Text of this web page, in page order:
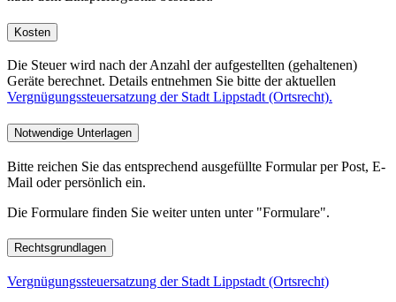
Kosten
Die Steuer wird nach der Anzahl der aufgestellten (gehaltenen)
Geräte berechnet. Details entnehmen Sie bitte der aktuellen
Vergnügungssteuersatzung der Stadt Lippstadt (Ortsrecht).
Notwendige Unterlagen
Bitte reichen Sie das entsprechend ausgefüllte Formular per Post, E-
Mail oder persönlich ein.
Die Formulare finden Sie weiter unten unter "Formulare".
Rechtsgrundlagen
Vergnügungssteuersatzung der Stadt Lippstadt (Ortsrecht)